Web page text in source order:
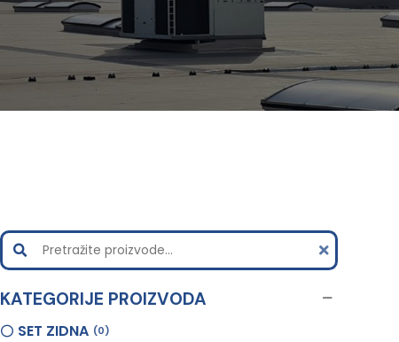
KATEGORIJE PROIZVODA
SET ZIDNA 0